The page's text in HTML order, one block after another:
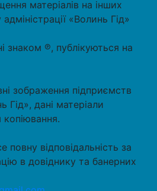
матеріалів на інших
«Волинь Гід»
знаком ℗, публікуються на
зображення підприємств
Гід», дані матеріали
повну відповідальність за
в довіднику та банерних